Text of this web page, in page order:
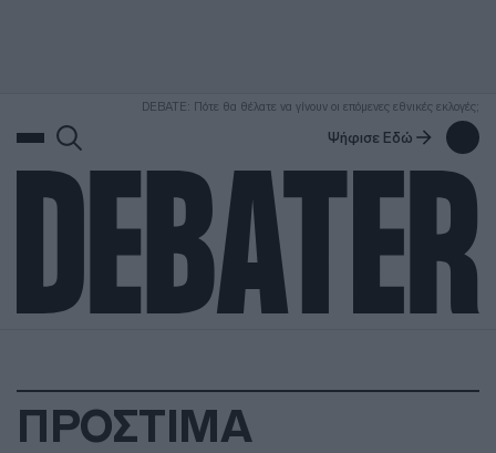
DEBATE: Πότε θα θέλατε να γίνουν οι επόμενες εθνικές εκλογές;
Ψήφισε Εδώ
ΠΡΟΣΤΙΜΑ